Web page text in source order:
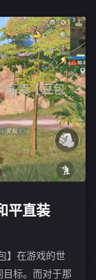
平直装
】在游戏的世
标。而对于那